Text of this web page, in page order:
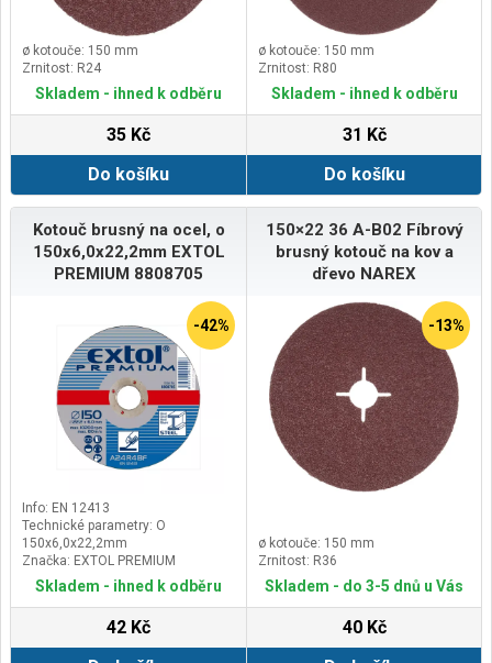
ø kotouče: 150 mm
Zrnitost: R24
Skladem - ihned k odběru
35 Kč
Do košíku
ø kotouče: 150 mm
Zrnitost: R80
Skladem - ihned k odběru
31 Kč
Do košíku
Kotouč brusný na ocel, o
150x6,0x22,2mm EXTOL
PREMIUM 8808705
-42%
Info: EN 12413
Technické parametry: O
150x6,0x22,2mm
Značka: EXTOL PREMIUM
Skladem - ihned k odběru
42 Kč
150×22 36 A-B02 Fíbrový
brusný kotouč na kov a
dřevo NAREX
-13%
ø kotouče: 150 mm
Zrnitost: R36
Skladem - do 3-5 dnů u Vás
40 Kč